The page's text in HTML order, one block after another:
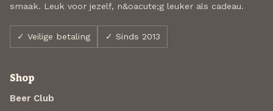
smaak. Leuk voor jezelf, n&oacute;g leuker als cadeau.
✓ Veilige betaling ✓ Sinds 2013
Shop
Beer Club